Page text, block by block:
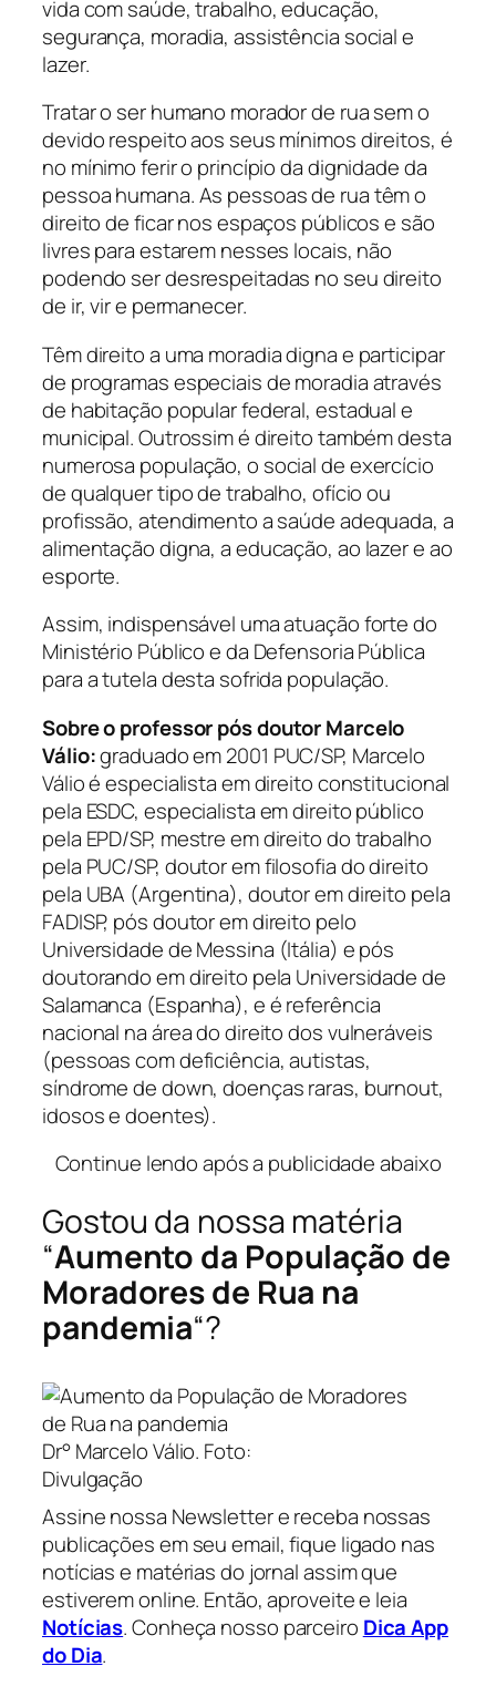
vida com saúde, trabalho, educação,
segurança, moradia, assistência social e
lazer.
Tratar o ser humano morador de rua sem o
devido respeito aos seus mínimos direitos, é
no mínimo ferir o princípio da dignidade da
pessoa humana. As pessoas de rua têm o
direito de ficar nos espaços públicos e são
livres para estarem nesses locais, não
podendo ser desrespeitadas no seu direito
de ir, vir e permanecer.
Têm direito a uma moradia digna e participar
de programas especiais de moradia através
de habitação popular federal, estadual e
municipal. Outrossim é direito também desta
numerosa população, o social de exercício
de qualquer tipo de trabalho, ofício ou
profissão, atendimento a saúde adequada, a
alimentação digna, a educação, ao lazer e ao
esporte.
Assim, indispensável uma atuação forte do
Ministério Público e da Defensoria Pública
para a tutela desta sofrida população.
Sobre o professor pós doutor Marcelo
Válio:graduado em 2001 PUC/SP, Marcelo
Válio é especialista em direito constitucional
pela ESDC, especialista em direito público
pela EPD/SP, mestre em direito do trabalho
pela PUC/SP, doutor em filosofia do direito
pela UBA (Argentina), doutor em direito pela
FADISP, pós doutor em direito pelo
Universidade de Messina (Itália) e pós
doutorando em direito pela Universidade de
Salamanca (Espanha), e é referência
nacional na área do direito dos vulneráveis
(pessoas com deficiência, autistas,
síndrome de down, doenças raras, burnout,
idosos e doentes).
Continue lendo após a publicidade abaixo
Gostou da nossa matéria
“Aumento da População de
Moradores de Rua na
pandemia“?
Dr° Marcelo Válio. Foto:
Divulgação
Assine nossa Newsletter e receba nossas
publicações em seu email, fique ligado nas
notícias e matérias do jornal assim que
estiverem online. Então, aproveite e leia
Notícias. Conheça nosso parceiro Dica App
do Dia.